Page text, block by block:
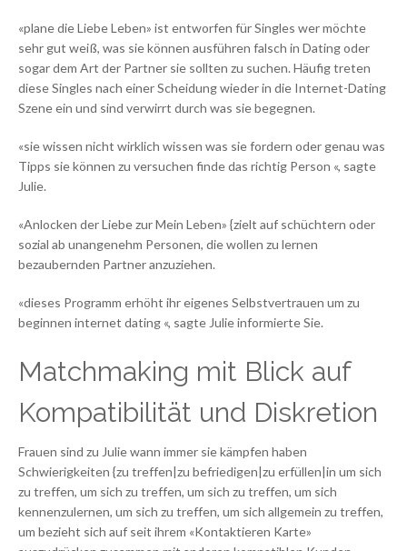
«plane die Liebe Leben» ist entworfen für Singles wer möchte
sehr gut weiß, was sie können ausführen falsch in Dating oder
sogar dem Art der Partner sie sollten zu suchen. Häufig treten
diese Singles nach einer Scheidung wieder in die Internet-Dating
Szene ein und sind verwirrt durch was sie begegnen.
«sie wissen nicht wirklich wissen was sie fordern oder genau was
Tipps sie können zu versuchen finde das richtig Person «, sagte
Julie.
«Anlocken der Liebe zur Mein Leben» {zielt auf schüchtern oder
sozial ab unangenehm Personen, die wollen zu lernen
bezaubernden Partner anzuziehen.
«dieses Programm erhöht ihr eigenes Selbstvertrauen um zu
beginnen internet dating «, sagte Julie informierte Sie.
Matchmaking mit Blick auf
Kompatibilität und Diskretion
Frauen sind zu Julie wann immer sie kämpfen haben
Schwierigkeiten {zu treffen|zu befriedigen|zu erfüllen|in um sich
zu treffen, um sich zu treffen, um sich zu treffen, um sich
kennenzulernen, um sich zu treffen, um sich allgemein zu treffen,
um bezieht sich auf seit ihrem «Kontaktieren Karte»